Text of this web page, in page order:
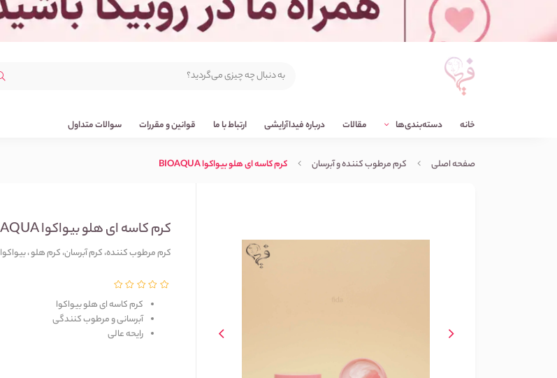
خانه دسته‌بندی‌ها مقالات درباره فیداآرایشی ارتباط با ما قوانین و مقررات سوالات متداول
صفحه اصلی کرم مرطوب کننده و آبرسان کرم کاسه ای هلو بیواکوا BIOAQUA
کرم کاسه ای هلو بیواکوا BIOAQUA
کرم مرطوب کننده، کرم آبرسان، کرم هلو ، بیواکوا
کرم کاسه ای هلو بیواکوا
آبرسانی و مرطوب کنندگی
رایحه عالی